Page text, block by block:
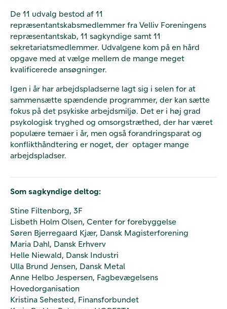
De 11 udvalg bestod af 11
repræsentantskabsmedlemmer fra Velliv Foreningens
repræsentantskab, 11 sagkyndige samt 11
sekretariatsmedlemmer. Udvalgene kom på en hård
opgave med at vælge mellem de mange meget
kvalificerede ansøgninger.
Igen i år har arbejdspladserne lagt sig i selen for at
sammensætte spændende programmer, der kan sætte
fokus på det psykiske arbejdsmiljø. Det er i høj grad
psykologisk tryghed og omsorgstræthed, der har været
populære temaer i år, men også forandringsparat og
konflikthåndtering er noget, der optager mange
arbejdspladser.
Som sagkyndige deltog:
Stine Filtenborg, 3F
Lisbeth Holm Olsen, Center for forebyggelse
Søren Bjerregaard Kjær, Dansk Magisterforening
Maria Dahl, Dansk Erhverv
Helle Niewald, Dansk Industri
Ulla Brund Jensen, Dansk Metal
Anne Helbo Jespersen, Fagbevægelsens
Hovedorganisation
Kristina Sehested, Finansforbundet